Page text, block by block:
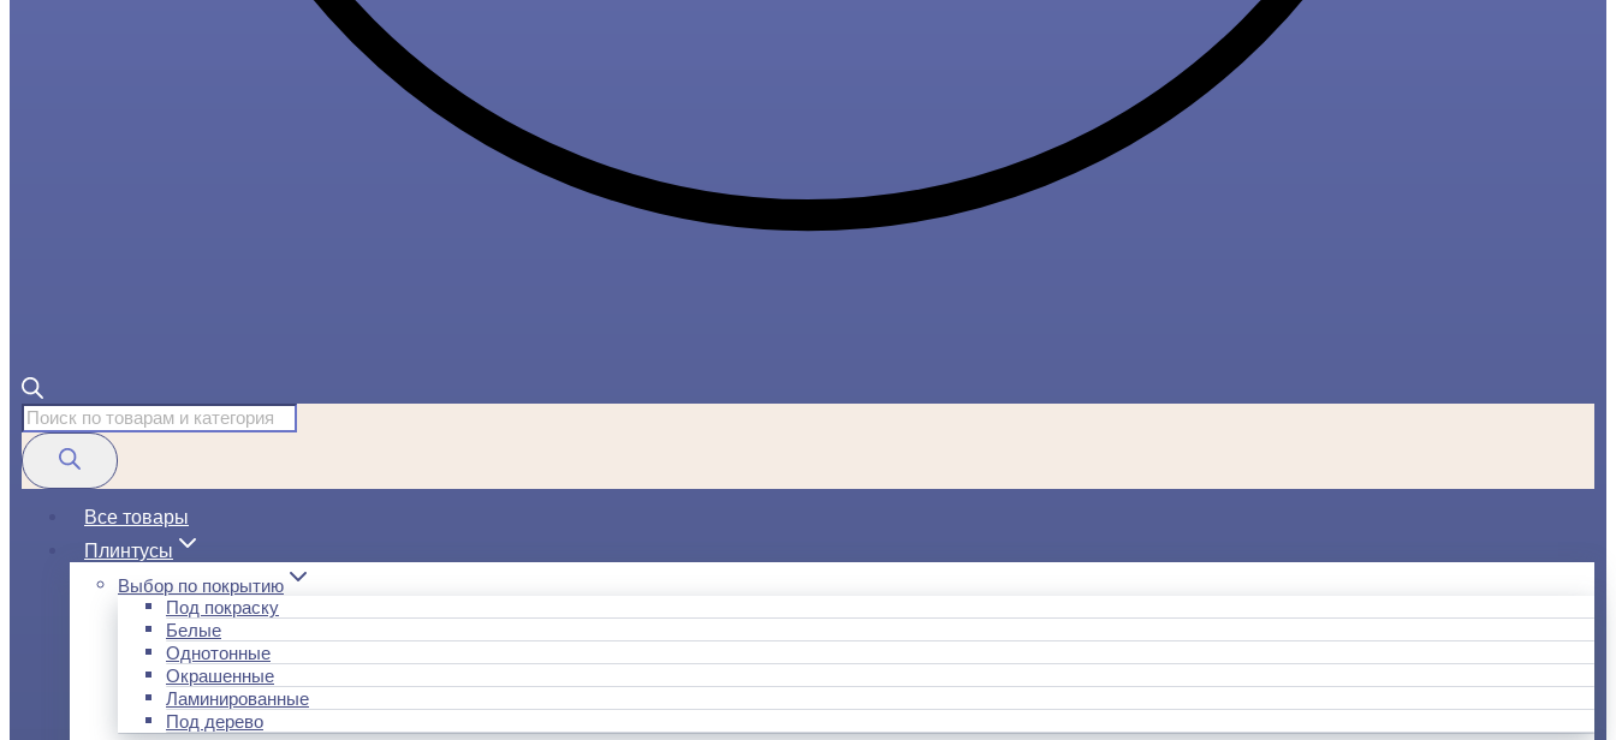
Поиск
товаров
Все товары
Плинтусы
Выбор по покрытию
Под покраску
Белые
Однотонные
Окрашенные
Ламинированные
Под дерево